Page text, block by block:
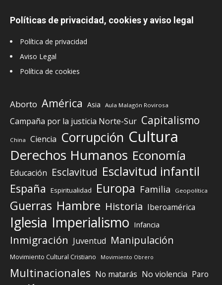
Políticas de privacidad, cookies y aviso legal
Política de privacidad
Aviso Legal
Política de cookies
Aborto América Asia Aula Malagón Rovirosa
Campaña por la justicia Norte-Sur Capitalismo
China Ciencia Corrupción Cultura
Derechos Humanos Economía
Educación Esclavitud Esclavitud infantil
España Espiritualidad Europa Familia Geopolítica
Guerras Hambre Historia Iberoamérica
Iglesia Imperialismo Infancia
Inmigración Juventud Manipulación
Movimiento Cultural Cristiano Movimiento Obrero
Multinacionales No matarás No violencia Paro